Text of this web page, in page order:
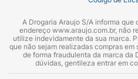
Ao lavar mantenha os
unidos ou cobertos
produto.
A Drogaria Araujo S/A informa
endereço www.araujo.com.br, não
utilize indevidamente da sua marca.
que não sejam realizadas compras
de forma fraudulenta da marca da
dúvidas, gentileza entrar em